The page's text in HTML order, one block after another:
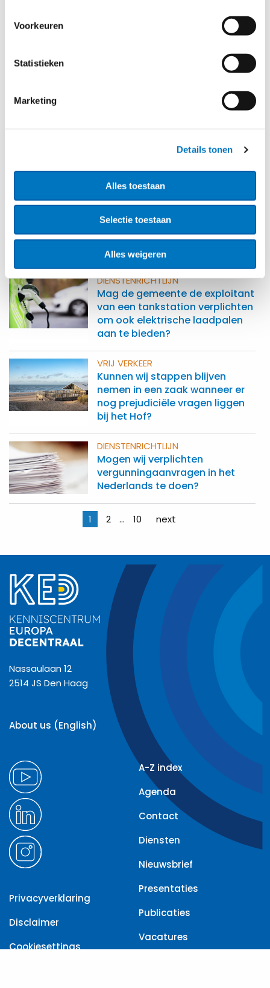
Voorkeuren
Statistieken
Marketing
Details tonen
Alles toestaan
Selectie toestaan
Alles weigeren
Huisvesting gezocht voor nieuw
Europees Douaneagentschap
Hongaars voorzitterschap Raad
transitie van het Europese
politieke landschap
MOBILITEIT
personen met een handicap:
Europese gehandicaptenkaart
en gehandicapten­parkeerkaart
DIENSTENRICHTLIJN
Mag de gemeente de exploitant
van een tankstation verplichten
om ook elektrische laadpalen
aan te bieden?
VRIJ VERKEER
Kunnen wij stappen blijven
nemen in een zaak wanneer er
nog prejudiciële vragen liggen
bij het Hof?
DIENSTENRICHTLIJN
Mogen wij verplichten
vergunningaanvragen in het
Nederlands te doen?
Berichten1 2 … 10 next
Nassaulaan 12
2514 JS Den Haag
About us (English)
Privacyverklaring
Disclaimer
Cookiesettings
A-Z index
Agenda
Contact
Diensten
Nieuwsbrief
Presentaties
Publicaties
Vacatures